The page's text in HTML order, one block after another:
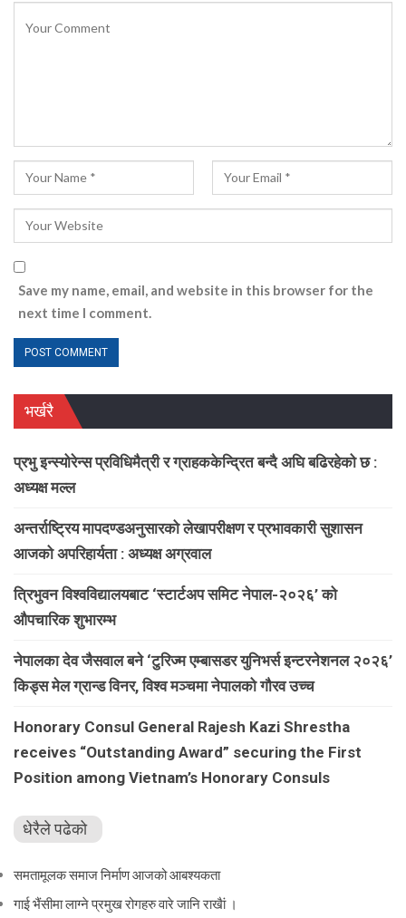
Save my name, email, and website in this browser for the
next time I comment.
भर्खरै
प्रभु इन्स्योरेन्स प्रविधिमैत्री र ग्राहककेन्द्रित बन्दै अघि बढिरहेको छ :
अध्यक्ष मल्ल
अन्तर्राष्ट्रिय मापदण्डअनुसारको लेखापरीक्षण र प्रभावकारी सुशासन
आजको अपरिहार्यता : अध्यक्ष अग्रवाल
त्रिभुवन विश्वविद्यालयबाट ‘स्टार्टअप समिट नेपाल-२०२६’ को
औपचारिक शुभारम्भ
नेपालका देव जैसवाल बने ‘टुरिज्म एम्बासडर युनिभर्स इन्टरनेशनल २०२६’
किड्स मेल ग्रान्ड विनर, विश्व मञ्चमा नेपालको गौरव उच्च
Honorary Consul General Rajesh Kazi Shrestha
receives “Outstanding Award” securing the First
Position among Vietnam’s Honorary Consuls
धेरैले पढेको
समतामूलक समाज निर्माण आजको आबश्यकता
गाई भैंसीमा लाग्ने प्रमुख रोगहरु वारे जानि राखैां ।